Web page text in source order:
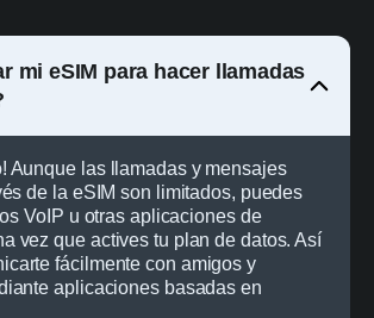
mi eSIM para hacer llamadas
Aunque las llamadas y mensajes
de la eSIM son limitados, puedes
VoIP u otras aplicaciones de
vez que actives tu plan de datos. Así
fácilmente con amigos y
aplicaciones basadas en